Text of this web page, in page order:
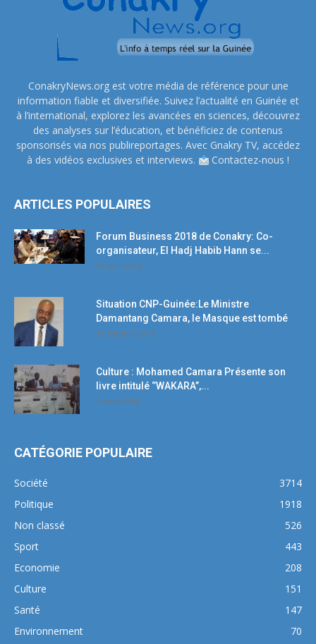
ConakryNews.org est votre média de référence pour une
information fiable et diversifiée. Suivez l’actualité en Guinée et
à l’international, explorez les avancées en sciences, découvrez
des analyses sur l’éducation, et bénéficiez de contenus
sponsorisés via nos publireportages. Avec Gnakry TV, accédez
à des vidéos exclusives et interviews.
Contactez-nous !
ARTICLES POPULAIRES
Forum Business 2018 de Conakry: Co-
organisateur, El Hadj Habib Hann se...
19 avril 2018
Situation CNP-Guinée:Le Ministre
Damantang Camara, le Masque est tombé
11 octobre 2017
Culture : Mohamed Camara Présente son
livre intitulé ‘’WAKARA’’,...
5 mars 2018
CATÉGORIE POPULAIRE
Société
3714
Politique
1918
Non classé
526
Sport
443
Economie
208
Culture
151
Santé
147
Environnement
70